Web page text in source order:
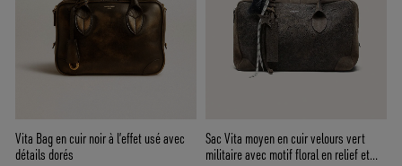
Vita Bag en cuir noir à l’effet usé avec
détails dorés
Sac Vita moyen en cuir velours vert
militaire avec motif floral en relief et